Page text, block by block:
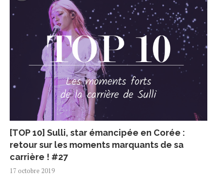
[TOP 10] Sulli, star émancipée en Corée :
retour sur les moments marquants de sa
carrière ! #27
17 octobre 2019